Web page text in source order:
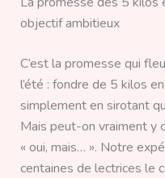
objectif ambitieux
C’est la promesse qui
l’été : fondre de 5 kilos
simplement en sirotant
Mais peut-on vraiment y
« oui, mais… ». Notre
centaines de lectrices le